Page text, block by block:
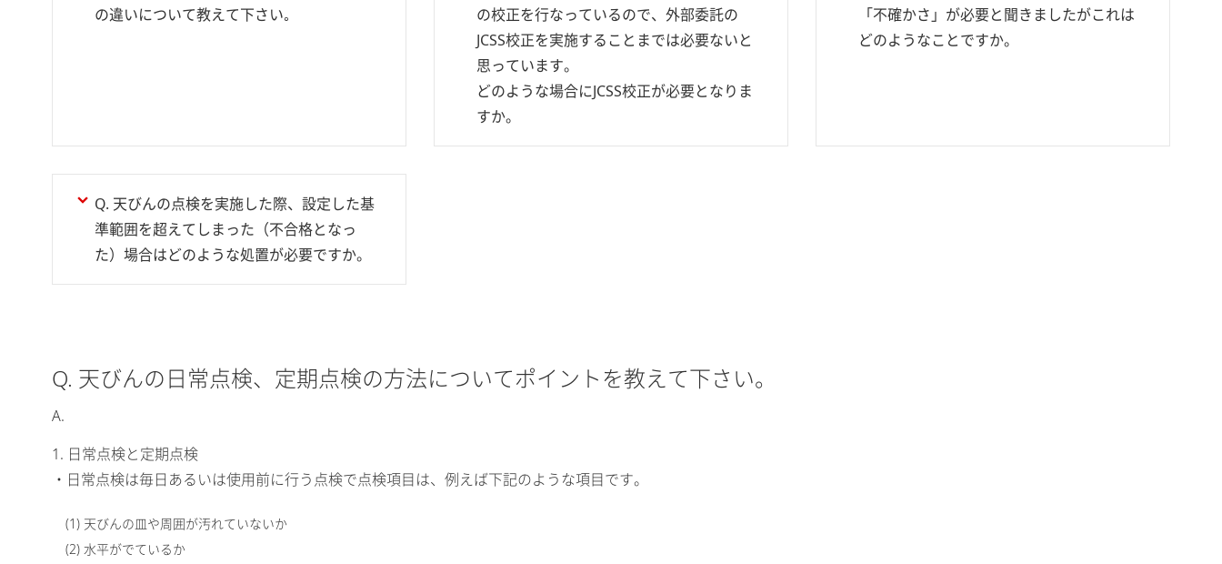
の違いについて教えて下さい｡
の校正を行なっているので、外部委託の
JCSS校正を実施することまでは必要ないと
思っています。
どのような場合にJCSS校正が必要となりま
すか。
「不確かさ」が必要と聞きましたがこれは
どのようなことですか。
Q. 天びんの点検を実施した際、設定した基
準範囲を超えてしまった（不合格となっ
た）場合はどのような処置が必要ですか。
Q. 天びんの日常点検、定期点検の方法についてポイントを教えて下さい。
A.
1. 日常点検と定期点検
・日常点検は毎日あるいは使用前に行う点検で点検項目は、例えば下記のような項目です。
(1) 天びんの皿や周囲が汚れていないか
(2) 水平がでているか